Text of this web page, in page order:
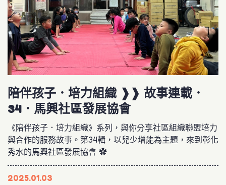
陪伴孩子．培力組織 ❱❱ 故事連載．
34．馬興社區發展協會
《陪伴孩子．培力組織》系列，與你分享社區組織聯盟培力
與合作的服務故事。第34輯，以兒少增能為主題，來到彰化
秀水的馬興社區發展協會 ✿
2025.01.03